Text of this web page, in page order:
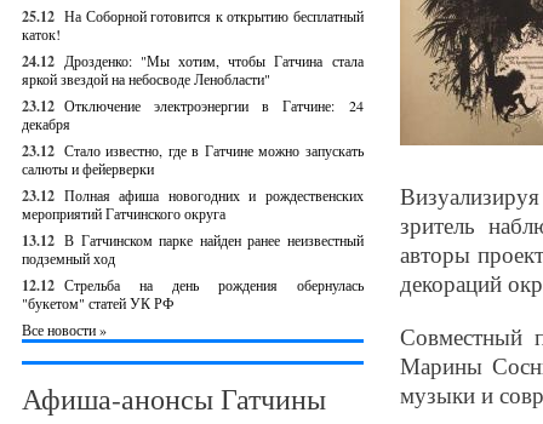
25.12 На Соборной готовится к открытию бесплатный
каток!
24.12 Дрозденко: "Мы хотим, чтобы Гатчина стала
яркой звездой на небосводе Ленобласти"
23.12 Отключение электроэнергии в Гатчине: 24
декабря
23.12 Стало известно, где в Гатчине можно запускать
салюты и фейерверки
23.12 Полная афиша новогодних и рождественских
мероприятий Гатчинского округа
13.12 В Гатчинском парке найден ранее неизвестный
подземный ход
12.12 Стрельба на день рождения обернулась
"букетом" статей УК РФ
Все новости »
Афиша-анонсы Гатчины
зритель
авторы
декораций
Совместный
Марины
музыки и